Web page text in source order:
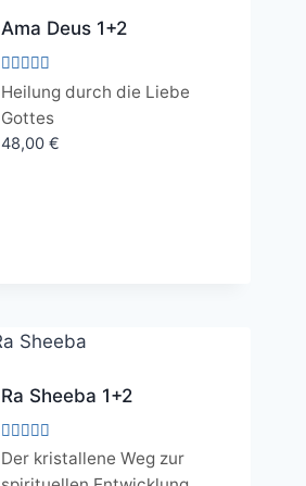
Ama Deus 1+2
Bewertet
mit
5.00
Heilung durch die Liebe
Gottes
48,00 €
Ra Sheeba 1+2
Bewertet
mit
Der kristallene Weg zur